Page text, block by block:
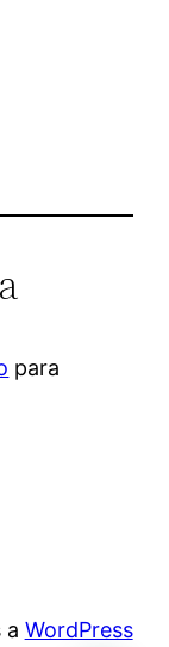
para
a WordPress